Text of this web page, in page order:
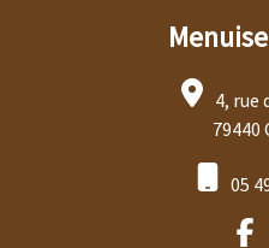
4, rue
79440
05